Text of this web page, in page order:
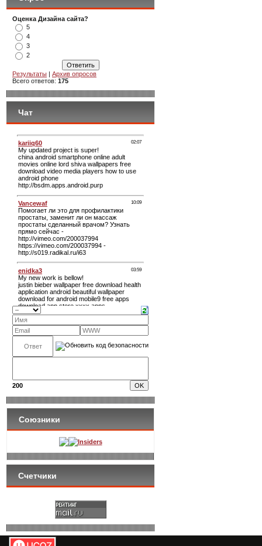
Оценка Дизайна сайта?
5
4
3
2
Результаты | Архив опросов
Всего ответов: 175
Чат
200
Союзники
Insiders
Счетчики